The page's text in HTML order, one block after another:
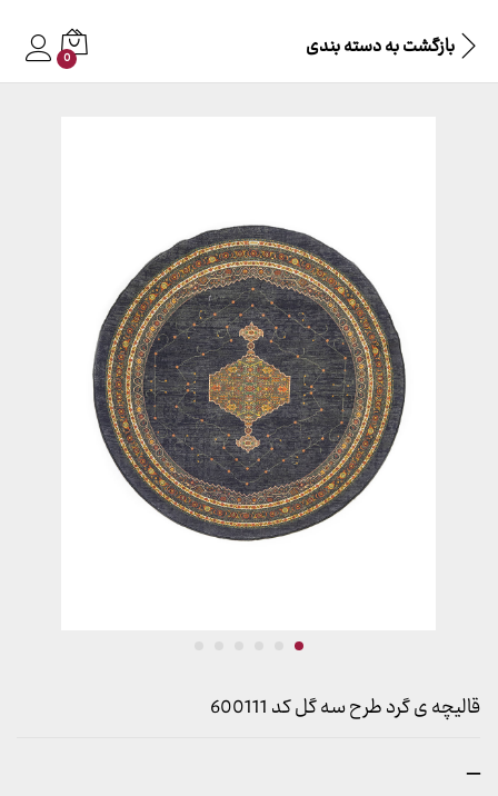
بازگشت بهدسته بندی 0
قالیچه ی گرد طرح سه گل کد 600111
–محدوده